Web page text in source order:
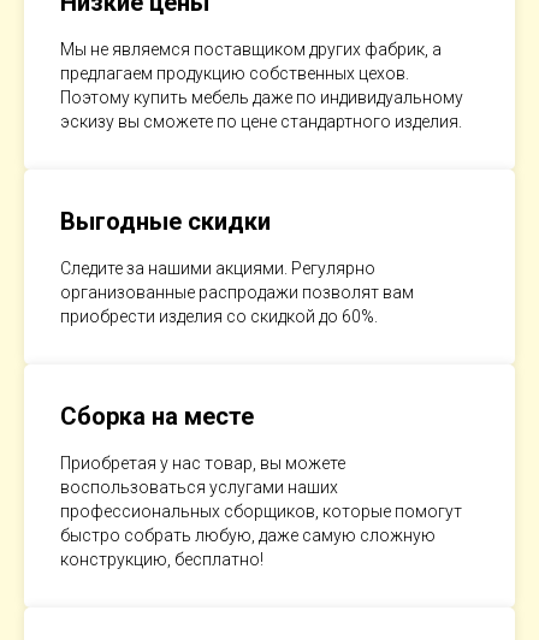
Мы не являемся поставщиком других фабрик, а
предлагаем продукцию собственных цехов.
Поэтому купить мебель даже по индивидуальному
эскизу вы сможете по цене стандартного изделия.
Выгодные скидки
Следите за нашими акциями. Регулярно
организованные распродажи позволят вам
приобрести изделия со скидкой до 60%.
Сборка на месте
Приобретая у нас товар, вы можете
воспользоваться услугами наших
профессиональных сборщиков, которые помогут
быстро собрать любую, даже самую сложную
конструкцию, бесплатно!